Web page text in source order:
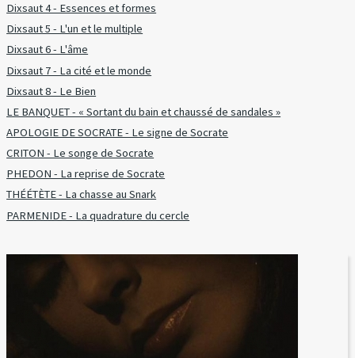
Dixsaut 4 - Essences et formes
Dixsaut 5 - L'un et le multiple
Dixsaut 6 - L'âme
Dixsaut 7 - La cité et le monde
Dixsaut 8 - Le Bien
LE BANQUET - « Sortant du bain et chaussé de sandales »
APOLOGIE DE SOCRATE - Le signe de Socrate
CRITON - Le songe de Socrate
PHEDON - La reprise de Socrate
THÉÉTÈTE - La chasse au Snark
PARMENIDE - La quadrature du cercle